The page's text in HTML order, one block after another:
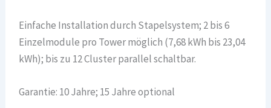
Einfache Installation durch Stapelsystem; 2 bis 6
Einzelmodule pro Tower möglich (7,68 kWh bis 23,04
kWh); bis zu 12 Cluster parallel schaltbar.
Garantie: 10 Jahre; 15 Jahre optional